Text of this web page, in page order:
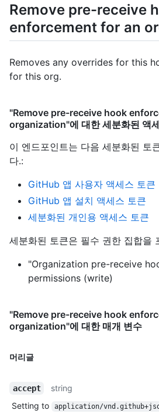
Remove pre-receive
enforcement for an
Removes any overrides for this
for this org.
"Remove pre-receive hook
organization"에 대한 세분화된 액
이 엔드포인트는 다음 세분화된 토
다.:
GitHub 앱 사용자 액세스 토큰
GitHub 앱 설치 액세스 토큰
세분화된 개인용 액세스 토큰
세분화된 토큰은 필수 권한 집합을
"Organization pre-receive
permissions (write)
"Remove pre-receive hook
organization"에 대한 매개 변수
머리글
accept
string
Setting to
application/